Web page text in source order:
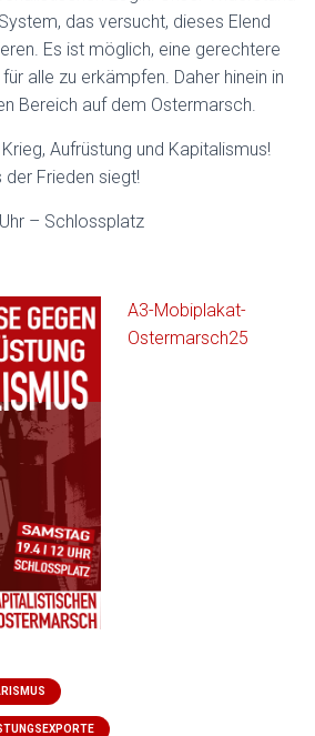
das versucht, dieses Elend
Es ist möglich, eine gerechtere
alle zu erkämpfen. Daher hinein in
Bereich auf dem Ostermarsch.
Aufrüstung und Kapitalismus!
Frieden siegt!
– Schlossplatz
A3-Mobiplakat-
Ostermarsch25